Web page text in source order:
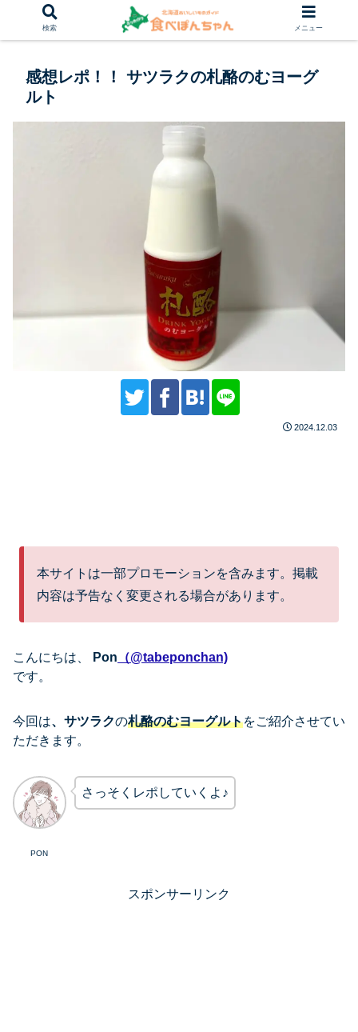
感想レポ！！ サツラクの札酪のむヨーグ
ルト
2024.12.03
本サイトは一部プロモーションを含みます。掲載
内容は予告なく変更される場合があります。
こんにちは、 Pon （@tabeponchan)
です。
今回は、サツラクの札酪のむヨーグルトをご紹介させてい
ただきます。
PON
さっそくレポしていくよ♪
スポンサーリンク
検索 メニュー